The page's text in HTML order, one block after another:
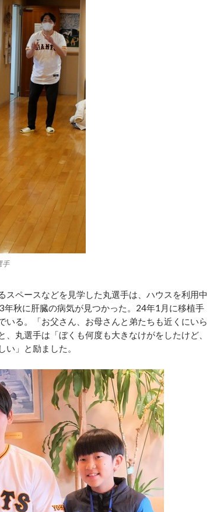
手
ペースなどを見学した丸選手は、ハウスを利用中
秋に肝臓の病気が見つかった。24年1月に移植手
る。「お父さん、お母さんと弟たちも近くにいら
丸選手は「ぼくも何度も大きなけがをしたけど、
」と励ました。